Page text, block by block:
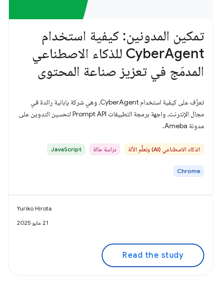
تمكين المدونين: كيفية استخدام
CyberAgent للذكاء الاصطناعي
المدمَج في تعزيز صناعة المحتوى
تعرَّف على كيفية استخدام CyberAgent، وهي شركة يابانية رائدة في
مجال الإنترنت، واجهة برمجة التطبيقات Prompt API لتحسين التدوين على
مدونة Ameba.
الذكاء الاصطناعي (AI) وتعلُّم الآلة دراسة حالة JavaScript
Chrome
Yuriko Hirota
21 مايو 2025
Read the study